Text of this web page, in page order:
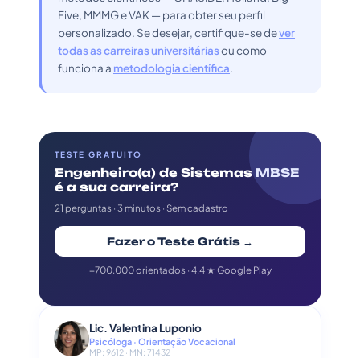
Five, MMMG e VAK — para obter seu perfil
personalizado. Se desejar, certifique-se dever
todas as carreiras universitáriasou como
funciona a metodologia científica.
TESTE GRATUITO
Engenheiro(a) de Sistemas MBSE
é a sua carreira?
21 perguntas · 3 minutos · Sem cadastro
Fazer o Teste Grátis →
+700.000 orientados · 4.4 ★ Google Play
Lic. Valentina Luponio
Psicóloga · Orientação Vocacional
MP: 9612 · MN: 71432